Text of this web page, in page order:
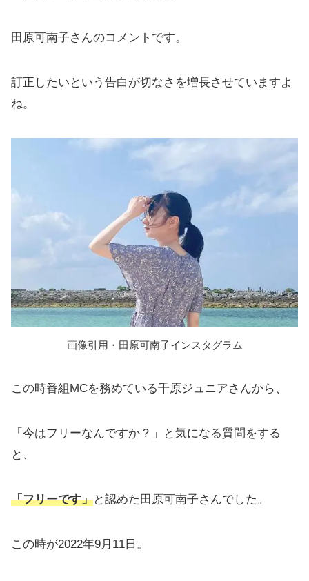
田原可南子さんのコメントです。
訂正したいという告白が切なさを増長させていますよ
ね。
画像引用・田原可南子インスタグラム
この時番組MCを務めている千原ジュニアさんから、
「今はフリーなんですか？」と気になる質問をする
と、
「フリーです」と認めた田原可南子さんでした。
この時が2022年9月11日。